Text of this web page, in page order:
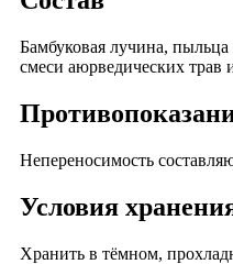
Бамбуковая лучина,
смеси аюрведических трав
Непереносимость
Условия
Хранить в тёмном,